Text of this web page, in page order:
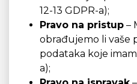
12-13 GDPR-a);
Pravo na pristup –
obrađujemo li vaše
podataka koje
a);